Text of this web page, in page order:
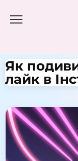
Як
лайк в